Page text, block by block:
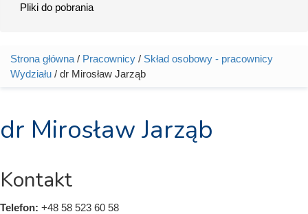
Pliki do pobrania
Jesteś tutaj
Strona główna / Pracownicy / Skład osobowy - pracownicy
Wydziału / dr Mirosław Jarząb
dr Mirosław Jarząb
Kontakt
Telefon: +48 58 523 60 58